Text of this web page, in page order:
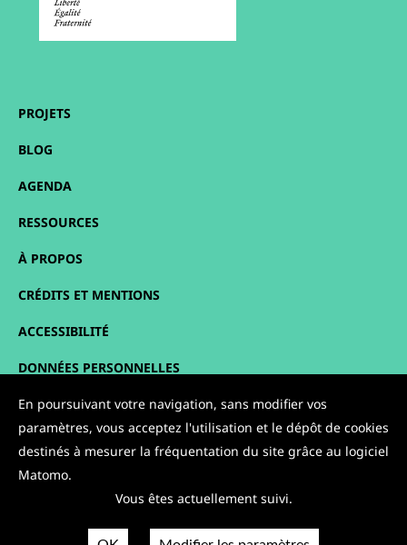
PROJETS
BLOG
AGENDA
RESSOURCES
À PROPOS
CRÉDITS ET MENTIONS
ACCESSIBILITÉ
DONNÉES PERSONNELLES
PLAN DU SITE
En poursuivant votre navigation, sans modifier vos
paramètres, vous acceptez l'utilisation et le dépôt de cookies
destinés à mesurer la fréquentation du site grâce au logiciel
Matomo.
Vous êtes actuellement suivi.